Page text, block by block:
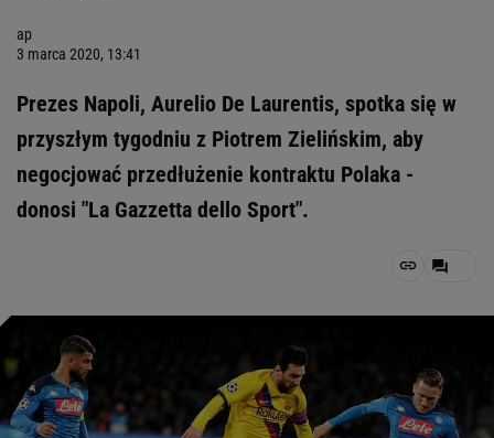
ap
3 marca 2020, 13:41
Prezes Napoli, Aurelio De Laurentis, spotka się w
przyszłym tygodniu z Piotrem Zielińskim, aby
negocjować przedłużenie kontraktu Polaka -
donosi "La Gazzetta dello Sport".